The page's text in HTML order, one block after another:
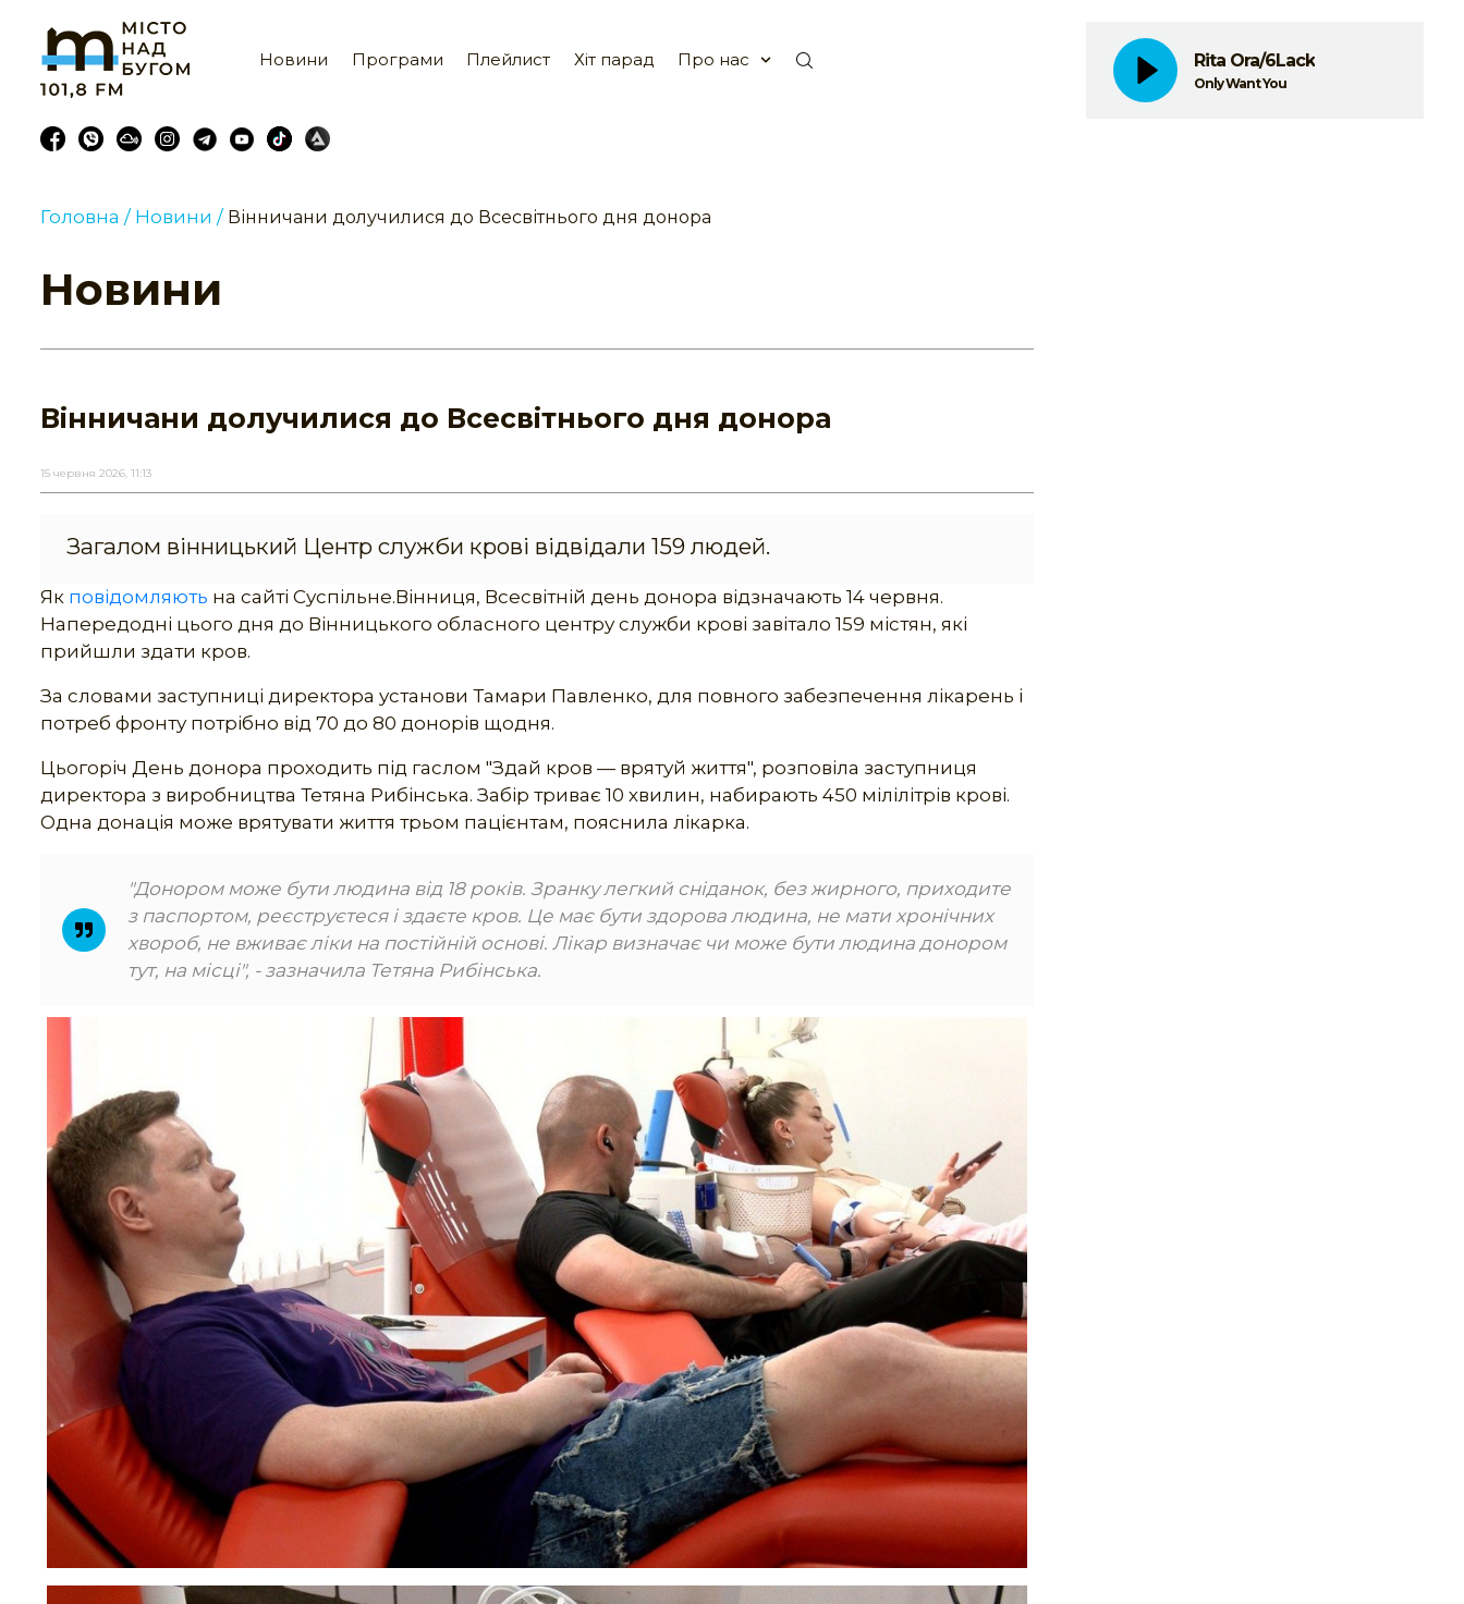
Новини Програми Плейлист Хіт парад Про нас Rita Ora/6Lack
Only Want You
Головна / Новини / Вінничани долучилися до Всесвітнього дня донора
Новини
Вінничани долучилися до Всесвітнього дня донора
15 червня 2026, 11:13
Загалом вінницький Центр служби крові відвідали 159 людей.
Як повідомляють на сайті Суспільне.Вінниця, Всесвітній день донора відзначають 14 червня.
Напередодні цього дня до Вінницького обласного центру служби крові завітало 159 містян, які
прийшли здати кров.
За словами заступниці директора установи Тамари Павленко, для повного забезпечення лікарень і
потреб фронту потрібно від 70 до 80 донорів щодня.
Цьогоріч День донора проходить під гаслом "Здай кров — врятуй життя", розповіла заступниця
директора з виробництва Тетяна Рибінська. Забір триває 10 хвилин, набирають 450 мілілітрів крові.
Одна донація може врятувати життя трьом пацієнтам, пояснила лікарка.
"Донором може бути людина від 18 років. Зранку легкий сніданок, без жирного, приходите
з паспортом, реєструєтеся і здаєте кров. Це має бути здорова людина, не мати хронічних
хвороб, не вживає ліки на постійній основі. Лікар визначає чи може бути людина донором
тут, на місці", - зазначила Тетяна Рибінська.